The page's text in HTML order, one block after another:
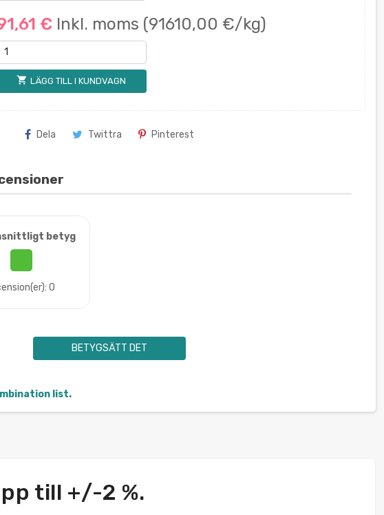
€ Inkl. moms (91610,00 €/kg)
shopping_cart LÄGG TILL I KUNDVAGN
Dela Twittra Pinterest
betyg
0
BETYGSÄTT DET
list.
till +/-2 %.